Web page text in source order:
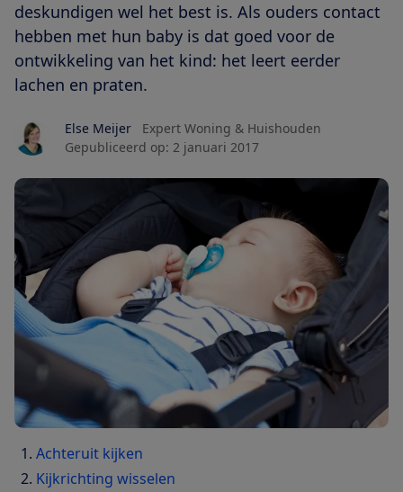
deskundigen wel het best is. Als ouders contact
hebben met hun baby is dat goed voor de
ontwikkeling van het kind: het leert eerder
lachen en praten.
Else Meijer
Expert Woning & Huishouden
Gepubliceerd op: 2 januari 2017
Achteruit kijken
Kijkrichting wisselen